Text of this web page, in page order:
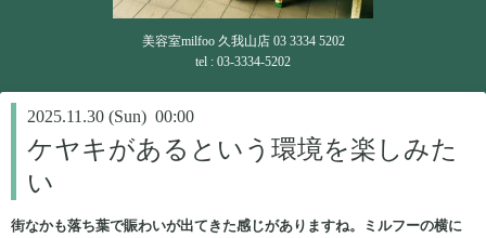
美容室milfoo 久我山店 03 3334 5202
tel : 03-3334-5202
2025.11.30 (Sun) 00:00
ケヤキがあるという環境を楽しみた
い
街なかも落ち葉で賑わいが出てきた感じがありますね。ミルフーの横に